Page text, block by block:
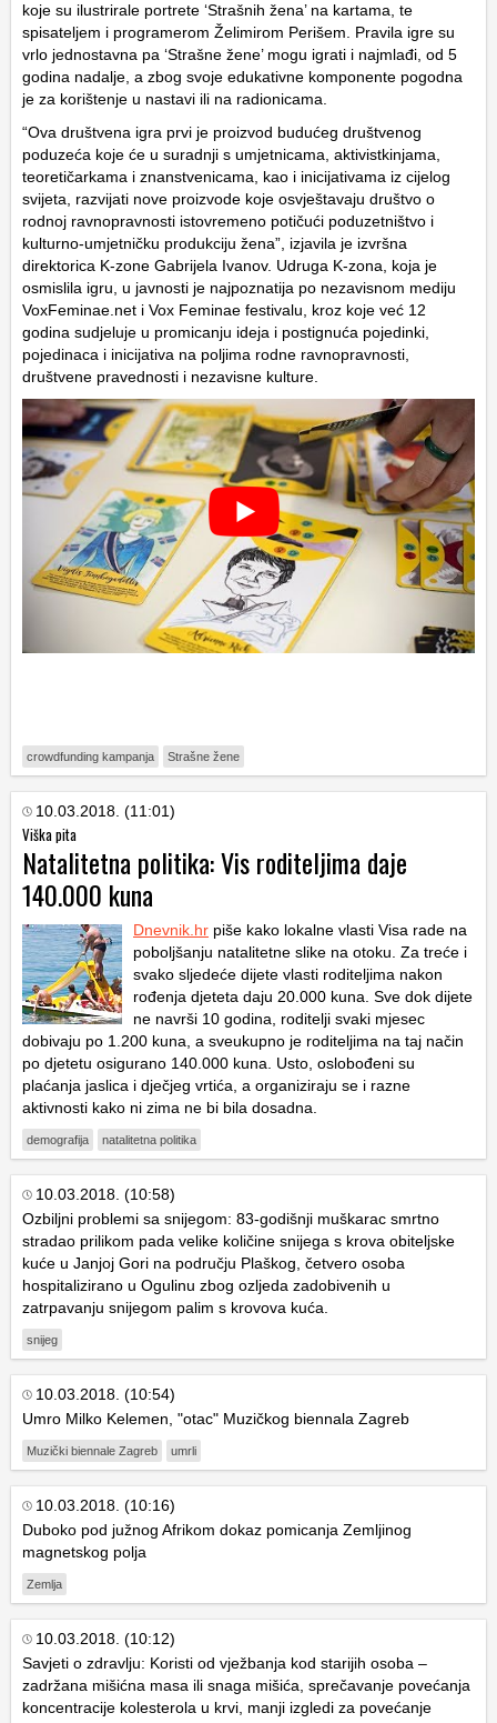
koje su ilustrirale portrete ‘Strašnih žena’ na kartama, te
spisateljem i programerom Želimirom Perišem. Pravila igre su
vrlo jednostavna pa ‘Strašne žene’ mogu igrati i najmlađi, od 5
godina nadalje, a zbog svoje edukativne komponente pogodna
je za korištenje u nastavi ili na radionicama.
“Ova društvena igra prvi je proizvod budućeg društvenog
poduzeća koje će u suradnji s umjetnicama, aktivistkinjama,
teoretičarkama i znanstvenicama, kao i inicijativama iz cijelog
svijeta, razvijati nove proizvode koje osvještavaju društvo o
rodnoj ravnopravnosti istovremeno potičući poduzetništvo i
kulturno-umjetničku produkciju žena”, izjavila je izvršna
direktorica K-zone Gabrijela Ivanov. Udruga K-zona, koja je
osmislila igru, u javnosti je najpoznatija po nezavisnom mediju
VoxFeminae.net i Vox Feminae festivalu, kroz koje već 12
godina sudjeluje u promicanju ideja i postignuća pojedinki,
pojedinaca i inicijativa na poljima rodne ravnopravnosti,
društvene pravednosti i nezavisne kulture.
crowdfunding kampanja Strašne žene
10.03.2018. (11:01)
Viška pita
Natalitetna politika: Vis roditeljima daje
140.000 kuna
Dnevnik.hr piše kako lokalne vlasti Visa rade na
poboljšanju natalitetne slike na otoku. Za treće i
svako sljedeće dijete vlasti roditeljima nakon
rođenja djeteta daju 20.000 kuna. Sve dok dijete
ne navrši 10 godina, roditelji svaki mjesec
dobivaju po 1.200 kuna, a sveukupno je roditeljima na taj način
po djetetu osigurano 140.000 kuna. Usto, oslobođeni su
plaćanja jaslica i dječjeg vrtića, a organiziraju se i razne
aktivnosti kako ni zima ne bi bila dosadna.
demografija natalitetna politika
10.03.2018. (10:58)
Ozbiljni problemi sa snijegom: 83-godišnji muškarac smrtno
stradao prilikom pada velike količine snijega s krova obiteljske
kuće u Janjoj Gori na području Plaškog, četvero osoba
hospitalizirano u Ogulinu zbog ozljeda zadobivenih u
zatrpavanju snijegom palim s krovova kuća.
snijeg
10.03.2018. (10:54)
Umro Milko Kelemen, "otac" Muzičkog biennala Zagreb
Muzički biennale Zagreb umrli
10.03.2018. (10:16)
Duboko pod južnog Afrikom dokaz pomicanja Zemljinog
magnetskog polja
Zemlja
10.03.2018. (10:12)
Savjeti o zdravlju: Koristi od vježbanja kod starijih osoba –
zadržana mišićna masa ili snaga mišića, sprečavanje povećanja
koncentracije kolesterola u krvi, manji izgledi za povećanje